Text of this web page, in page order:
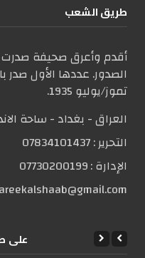
طریق الشعب
أقدم وأعرق صحيفة
تموز/يوليو 1935.
العراق - بغداد - ساحة
التحریر :07834101437
الإدارة :07730200199
علی